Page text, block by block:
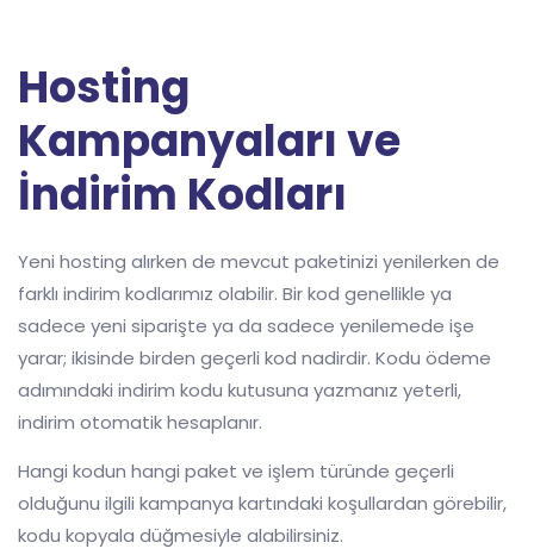
Hosting
Kampanyaları ve
İndirim Kodları
Yeni hosting alırken de mevcut paketinizi yenilerken de
farklı indirim kodlarımız olabilir. Bir kod genellikle ya
sadece yeni siparişte ya da sadece yenilemede işe
yarar; ikisinde birden geçerli kod nadirdir. Kodu ödeme
adımındaki indirim kodu kutusuna yazmanız yeterli,
indirim otomatik hesaplanır.
Hangi kodun hangi paket ve işlem türünde geçerli
olduğunu ilgili kampanya kartındaki koşullardan görebilir,
kodu kopyala düğmesiyle alabilirsiniz.